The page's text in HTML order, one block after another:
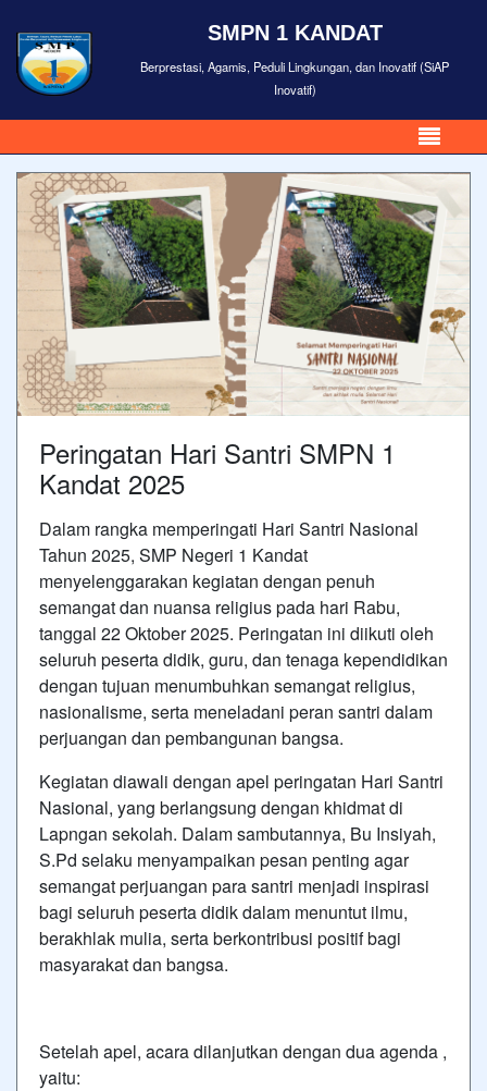
SMPN 1 KANDAT
Berprestasi, Agamis, Peduli Lingkungan, dan Inovatif (SiAP
Inovatif)
Peringatan Hari Santri SMPN 1
Kandat 2025
Dalam rangka memperingati Hari Santri Nasional
Tahun 2025, SMP Negeri 1 Kandat
menyelenggarakan kegiatan dengan penuh
semangat dan nuansa religius pada hari Rabu,
tanggal 22 Oktober 2025. Peringatan ini diikuti oleh
seluruh peserta didik, guru, dan tenaga kependidikan
dengan tujuan menumbuhkan semangat religius,
nasionalisme, serta meneladani peran santri dalam
perjuangan dan pembangunan bangsa.
Kegiatan diawali dengan apel peringatan Hari Santri
Nasional, yang berlangsung dengan khidmat di
Lapngan sekolah. Dalam sambutannya, Bu Insiyah,
S.Pd selaku menyampaikan pesan penting agar
semangat perjuangan para santri menjadi inspirasi
bagi seluruh peserta didik dalam menuntut ilmu,
berakhlak mulia, serta berkontribusi positif bagi
masyarakat dan bangsa.
Setelah apel, acara dilanjutkan dengan dua agenda ,
yaitu: